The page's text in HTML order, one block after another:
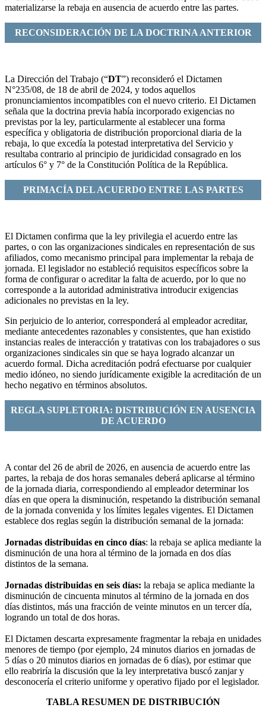
materializarse la rebaja en ausencia de acuerdo entre las partes.
RECONSIDERACIÓN DE LA DOCTRINA ANTERIOR
La Dirección del Trabajo (“DT”) reconsideró el Dictamen
N°235/08, de 18 de abril de 2024, y todos aquellos
pronunciamientos incompatibles con el nuevo criterio. El Dictamen
señala que la doctrina previa había incorporado exigencias no
previstas por la ley, particularmente al establecer una forma
específica y obligatoria de distribución proporcional diaria de la
rebaja, lo que excedía la potestad interpretativa del Servicio y
resultaba contrario al principio de juridicidad consagrado en los
artículos 6° y 7° de la Constitución Política de la República.
PRIMACÍA DEL ACUERDO ENTRE LAS PARTES
El Dictamen confirma que la ley privilegia el acuerdo entre las
partes, o con las organizaciones sindicales en representación de sus
afiliados, como mecanismo principal para implementar la rebaja de
jornada. El legislador no estableció requisitos específicos sobre la
forma de configurar o acreditar la falta de acuerdo, por lo que no
corresponde a la autoridad administrativa introducir exigencias
adicionales no previstas en la ley.
Sin perjuicio de lo anterior, corresponderá al empleador acreditar,
mediante antecedentes razonables y consistentes, que han existido
instancias reales de interacción y tratativas con los trabajadores o sus
organizaciones sindicales sin que se haya logrado alcanzar un
acuerdo formal. Dicha acreditación podrá efectuarse por cualquier
medio idóneo, no siendo jurídicamente exigible la acreditación de un
hecho negativo en términos absolutos.
REGLA SUPLETORIA: DISTRIBUCIÓN EN AUSENCIA
DE ACUERDO
A contar del 26 de abril de 2026, en ausencia de acuerdo entre las
partes, la rebaja de dos horas semanales deberá aplicarse al término
de la jornada diaria, correspondiendo al empleador determinar los
días en que opera la disminución, respetando la distribución semanal
de la jornada convenida y los límites legales vigentes. El Dictamen
establece dos reglas según la distribución semanal de la jornada:
Jornadas distribuidas en cinco días: la rebaja se aplica mediante la
disminución de una hora al término de la jornada en dos días
distintos de la semana.
Jornadas distribuidas en seis días: la rebaja se aplica mediante la
disminución de cincuenta minutos al término de la jornada en dos
días distintos, más una fracción de veinte minutos en un tercer día,
logrando un total de dos horas.
El Dictamen descarta expresamente fragmentar la rebaja en unidades
menores de tiempo (por ejemplo, 24 minutos diarios en jornadas de
5 días o 20 minutos diarios en jornadas de 6 días), por estimar que
ello reabriría la discusión que la ley interpretativa buscó zanjar y
desconocería el criterio uniforme y operativo fijado por el legislador.
TABLA RESUMEN DE DISTRIBUCIÓN